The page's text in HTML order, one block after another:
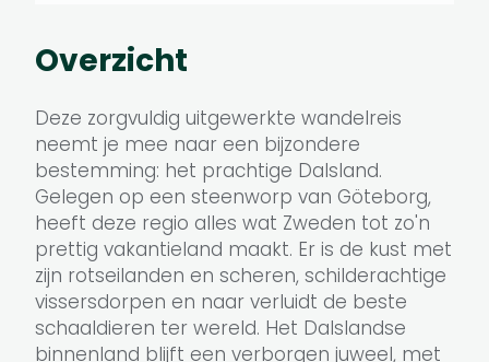
Overzicht
Deze zorgvuldig uitgewerkte wandelreis
neemt je mee naar een bijzondere
bestemming: het prachtige Dalsland.
Gelegen op een steenworp van Göteborg,
heeft deze regio alles wat Zweden tot zo'n
prettig vakantieland maakt. Er is de kust met
zijn rotseilanden en scheren, schilderachtige
vissersdorpen en naar verluidt de beste
schaaldieren ter wereld. Het Dalslandse
binnenland blijft een verborgen juweel, met